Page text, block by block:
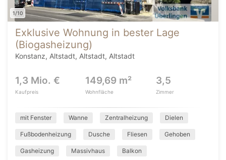
1/10
Exklusive Wohnung in bester Lage
(Biogasheizung)
Konstanz, Altstadt, Altstadt, Altstadt
1,3 Mio. €
Kaufpreis
149,69 m²
Wohnfläche
3,5
Zimmer
mit Fenster Wanne Zentralheizung Dielen
Fußbodenheizung Dusche Fliesen Gehoben
Gasheizung Massivhaus Balkon